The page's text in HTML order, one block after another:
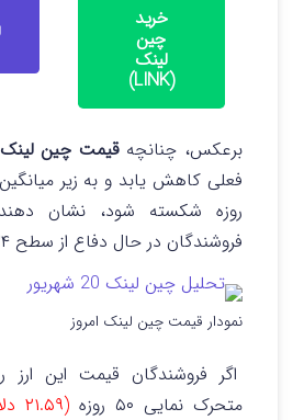
خرید
چین
لینک
(LINK)
برعکس، چنانچهقیمت چین لینک
روزه شکسته شود، نشان
فروشندگان در حال دفاع از سطح ۲۴ دلار هستند.
نمودار قیمت چین لینک امروز
اگر فروشندگان قیمت این ارز
متحرک نمایی ۵۰ روزه
(۲۱.۵۹ دلار)